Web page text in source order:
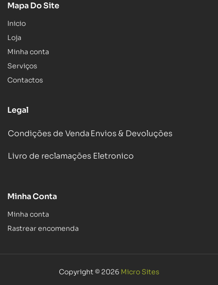
Mapa Do Site
Inicio
Loja
Minha conta
Serviços
Contactos
Legal
Condições de VendaEnvios & Devoluções
Livro de reclamações Eletronico
Minha Conta
Minha conta
Rastrear encomenda
Copyright © 2026 Micro Sites